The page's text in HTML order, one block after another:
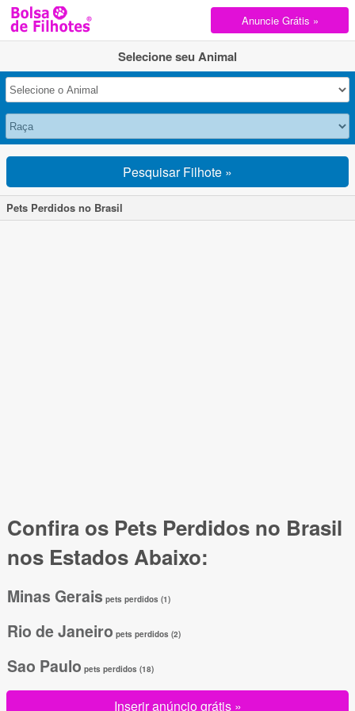
Anuncie Grátis »
Selecione seu Animal
Pesquisar Filhote »
Pets Perdidos no Brasil
Confira os Pets Perdidos no Brasil
nos Estados Abaixo:
Minas Gerais pets perdidos (1)
Rio de Janeiro pets perdidos (2)
Sao Paulo pets perdidos (18)
Inserir anúncio grátis »